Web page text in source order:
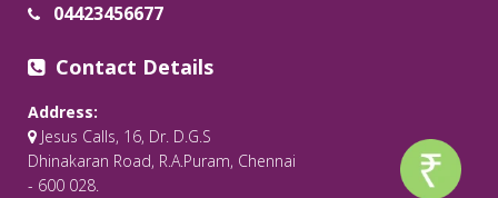
04423456677
Contact Details
Address:
Jesus Calls, 16, Dr. D.G.S
Dhinakaran Road, R.A.Puram, Chennai
- 600 028.